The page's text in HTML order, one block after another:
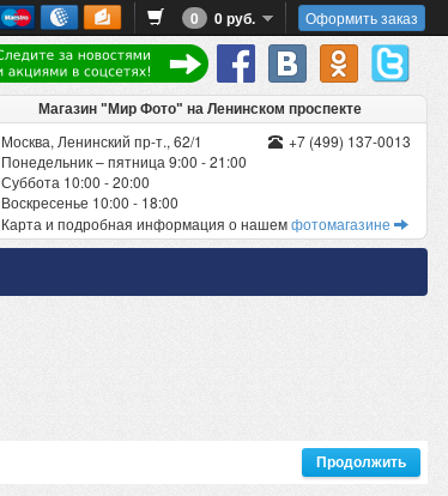
Оформить заказ
0 0 руб.
Магазин "Мир Фото" на Ленинском проспекте
Москва, Ленинский пр-т., 62/1
Понедельник – пятница 9:00 - 21:00
Суббота 10:00 - 20:00
Воскресенье 10:00 - 18:00
+7 (499) 137-0013
Карта и подробная информация о нашемфотомагазине
Продолжить